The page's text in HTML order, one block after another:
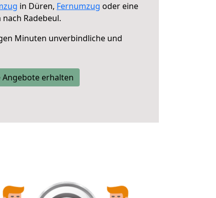
in Düren, Fernumzug oder eine
Radebeul.
Minuten unverbindliche und
Angebote erhalten